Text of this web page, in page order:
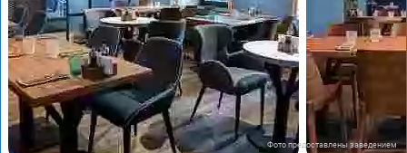
Фото предоставлены заведением